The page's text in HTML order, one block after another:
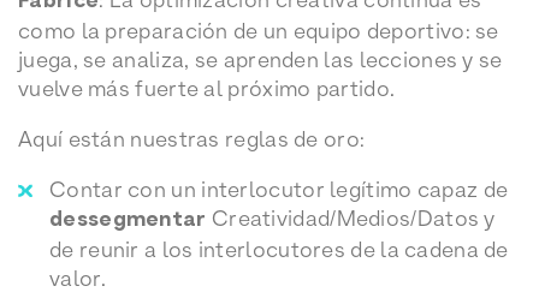
como la preparación de un equipo deportivo: se
juega, se analiza, se aprenden las lecciones y se
vuelve más fuerte al próximo partido.
Aquí están nuestras reglas de oro:
Contar con un interlocutor legítimo capaz de
dessegmentar Creatividad/Medios/Datos y
de reunir a los interlocutores de la cadena de
valor.